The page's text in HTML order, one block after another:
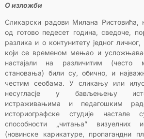
О изложби
Сликарски радови Милана Ристовића,
од готово педесет година, сведоче,
разлика и о контунитету једног личног,
који се временом мењао и
настајали на различитим (често
становања) били су, обично, и
честим сеобама. У сликању или
несугласје у бављењењу
истраживањима и педагошким
историографске студије настале
способности „читања” визуелних
(новинске карикатуре, пропагандни